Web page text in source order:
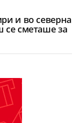
и во северна
се сметаше за